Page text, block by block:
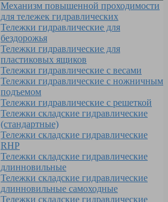
Механизм повышенной проходимости
для тележек гидравлических
Тележки гидравлические для
бездорожья
Тележки гидравлические для
пластиковых ящиков
Тележки гидравлические с весами
Тележки гидравлические с ножничным
подъемом
Тележки гидравлические с решеткой
Тележки складские гидравлические
(стандартные)
Тележки складские гидравлические
RHP
Тележки складские гидравлические
длинновильные
Тележки складские гидравлические
длинновильные самоходные
Тележки складские гидравлические